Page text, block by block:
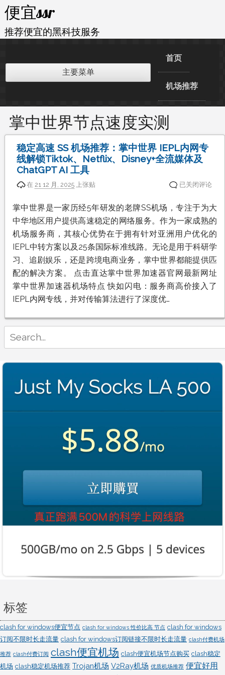
内
容
便宜ssr
推荐便宜的黑科技服务
主要菜单
首页
机场推荐
掌中世界节点速度实测
稳定高速 SS 机场推荐：掌中世界 IEPL内网专
线解锁Tiktok、Netflix、Disney+全流媒体及
ChatGPT AI 工具
在21 12 月, 2025 上张贴
稳
高
速
SS
机
场
推
荐：
掌
中
世
网
专
解
Tiktok、
Disney+全
流
体
已关闭评论
掌中世界是一家历经5年研发的老牌SS机场，专注于为大
中华地区用户提供高速稳定的网络服务。作为一家成熟的
机场服务商，其核心优势在于拥有针对亚洲用户优化的
IEPL中转方案以及25条国际标准线路。无论是用于科研学
习、追剧娱乐，还是跨境电商业务，掌中世界都能提供匹
配的解决方案。 点击直达掌中世界加速器官网最新网址
掌中世界加速器机场特点 快如闪电：服务商高价接入了
IEPL内网专线，并对传输算法进行了深度优…
for:
标签
clash for windows便宜节点 clash for windows 性价比高 节点 clash for windows
订阅不限时长走流量 clash for windows订阅链接不限时长走流量 clash付费机场
推荐 clash付费订阅 clash便宜机场 clash便宜机场节点购买 clash稳定
机场 clash稳定机场推荐 Trojan机场 V2Ray机场 优质机场推荐 便宜好用